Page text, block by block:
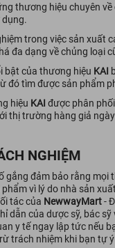
thương hiệu chuyên
trong việc sản xuất
đa dạng về chủng loại
bật của thương hiệu KAI
đó tìm được sản phẩm
hiệu KAI được phân
thị trường hàng giả
NGHIỆM
gắng đảm bảo rằng
vì lý do nhà sản
tác của NewwayMart-
dẫn của dược sỹ, bác
y tế ngay lập tức nếu
trách nhiệm khi bạn tự